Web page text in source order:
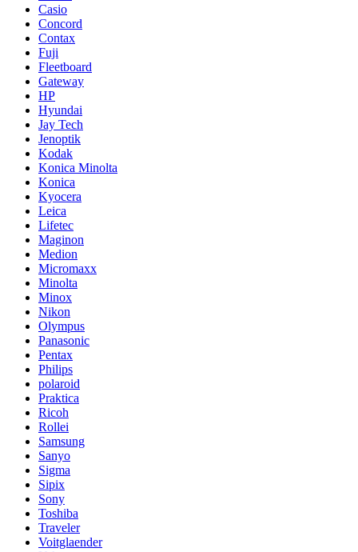
Casio
Concord
Contax
Fuji
Fleetboard
Gateway
HP
Hyundai
Jay Tech
Jenoptik
Kodak
Konica Minolta
Konica
Kyocera
Leica
Lifetec
Maginon
Medion
Micromaxx
Minolta
Minox
Nikon
Olympus
Panasonic
Pentax
Philips
polaroid
Praktica
Ricoh
Rollei
Samsung
Sanyo
Sigma
Sipix
Sony
Toshiba
Traveler
Voitglaender